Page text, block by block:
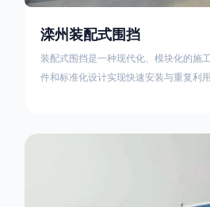
滦州装配式围挡
装配式围挡是一种现代化、模块化的施
件和标准化设计实现快速安装与重复利
撑、横撑加强筋等部件增强整体稳定性